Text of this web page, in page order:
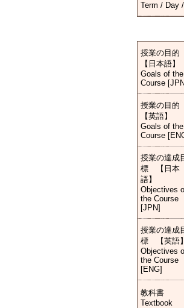
Term / Day
授業の目的
【日本語】
Goals of the
Course
授業の目的
【英語】
Goals of the
Course
授業の達成
標 【日本
語】
Objectives
the Course
[JPN]
授業の達成
標 【英語】
Objectives
the Course
[ENG]
教科書
Textbook